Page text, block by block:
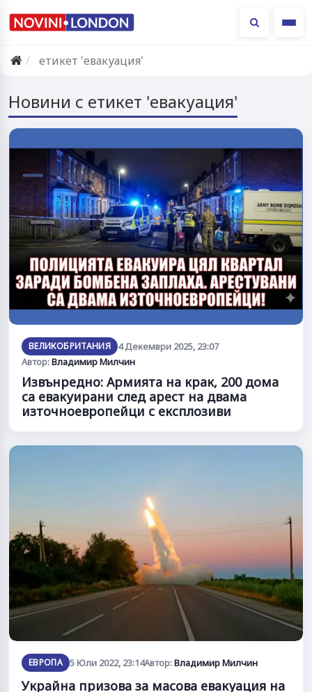
етикет 'евакуация'
Новини с етикет 'евакуация'
ВЕЛИКОБРИТАНИЯ
4 Декември 2025, 23:07
Автор:Владимир Милчин
Извънредно: Армията на крак, 200 дома
са евакуирани след арест на двама
източноевропейци с експлозиви
ЕВРОПА 5 Юли 2022, 23:14Автор:Владимир Милчин
Украйна призова за масова евакуация на